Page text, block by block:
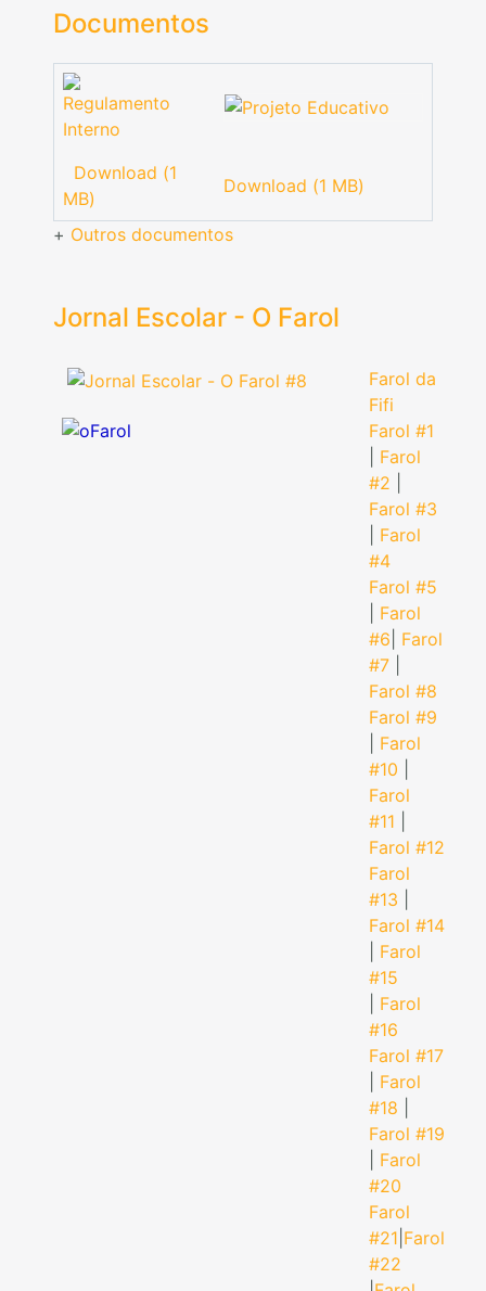
Documentos
Download (1
MB)
Download (1 MB)
+ Outros documentos
Jornal Escolar - O Farol
Farol da
Fifi
Farol #1
Farol
#2
Farol #3
Farol
#4
Farol #5
Farol
#6 Farol
#7
Farol #8
Farol #9
Farol
#10
Farol
#11
Farol #12
Farol
#13
Farol #14
Farol
#15
Farol
#16
Farol #17
Farol
#18
Farol #19
Farol
#20
Farol
#21 Farol
#22